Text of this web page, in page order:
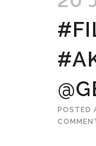
POSTED